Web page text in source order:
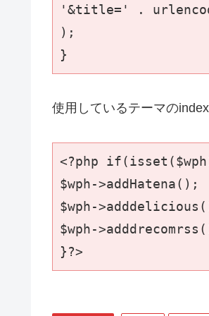
'&title=' .
);
}
使用しているテーマの
<?php
$wph->addHatena();
$wph-
$wph-
}?>